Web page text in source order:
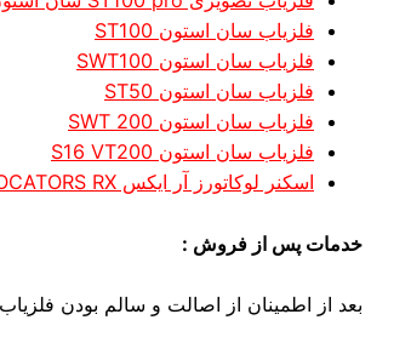
فلزیاب سان استون ST100
فلزیاب سان استون SWT100
فلزیاب سان استون ST50
فلزیاب سان استون SWT 200
فلزیاب سان استون S16 VT200
اسکنر لوکاتورز آر ایکس LOCATORS RX
خدمات پس از فروش :
بعد از اطمینان از اصالت و سالم بودن